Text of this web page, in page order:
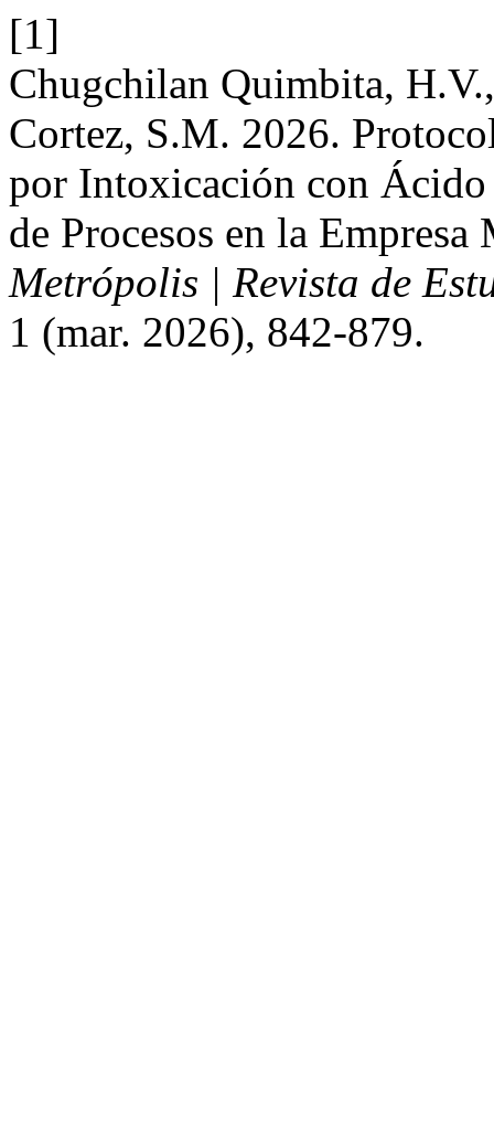
[1]
Chugchilan Quimbita,
Cortez, S.M. 2026.
por Intoxicación con
de Procesos en la
Metrópolis | Revista de
1 (mar. 2026), 842-879.